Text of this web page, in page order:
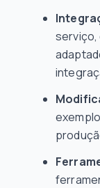
serviço,